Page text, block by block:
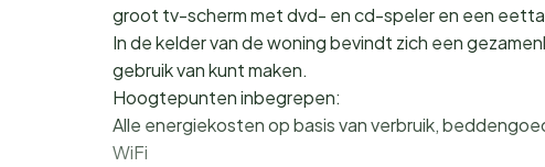
groot tv-scherm met dvd- en cd-speler en een
In de kelder van de woning bevindt zich een
gebruik van kunt maken.
Hoogtepunten inbegrepen:
Alle energiekosten op basis van verbruik,
WiFi